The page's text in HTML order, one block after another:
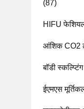
(87)
HIFU
आंशिक CO2
बॉडी
ईएमएस